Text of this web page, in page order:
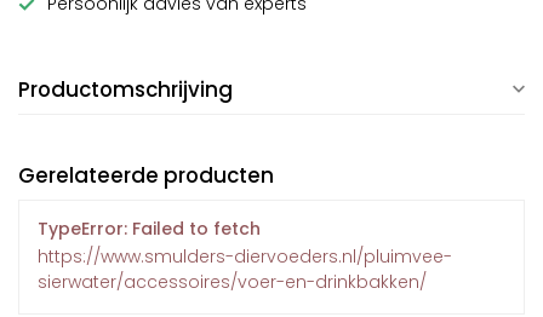
Productomschrijving
Gerelateerde producten
TypeError: Failed to fetch
https://www.smulders-diervoeders.nl/pluimvee-
sierwater/accessoires/voer-en-drinkbakken/